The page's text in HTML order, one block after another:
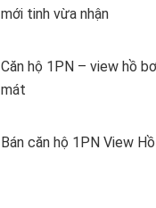
mới tinh vừa nhận
Căn hộ 1PN – view hồ
mát
Bán căn hộ 1PN View